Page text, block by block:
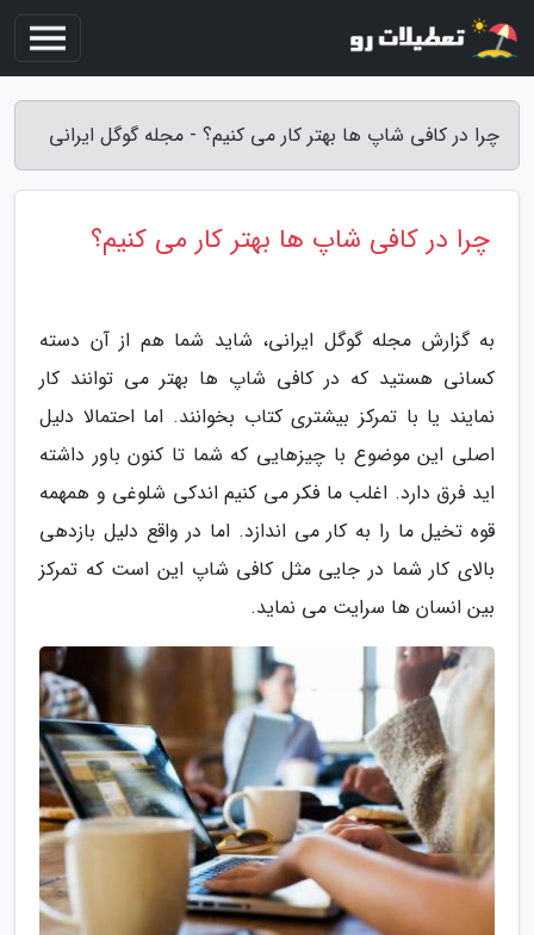
چرا در کافی شاپ ها بهتر کار می کنیم؟ - مجله گوگل ایرانی
چرا در کافی شاپ ها بهتر کار می کنیم؟
به گزارش مجله گوگل ایرانی، شاید شما هم از آن دسته
کسانی هستید که در کافی شاپ ها بهتر می توانند کار
نمایند یا با تمرکز بیشتری کتاب بخوانند. اما احتمالا دلیل
اصلی این موضوع با چیزهایی که شما تا کنون باور داشته
اید فرق دارد. اغلب ما فکر می کنیم اندکی شلوغی و همهمه
قوه تخیل ما را به کار می اندازد. اما در واقع دلیل بازدهی
بالای کار شما در جایی مثل کافی شاپ این است که تمرکز
بین انسان ها سرایت می نماید.